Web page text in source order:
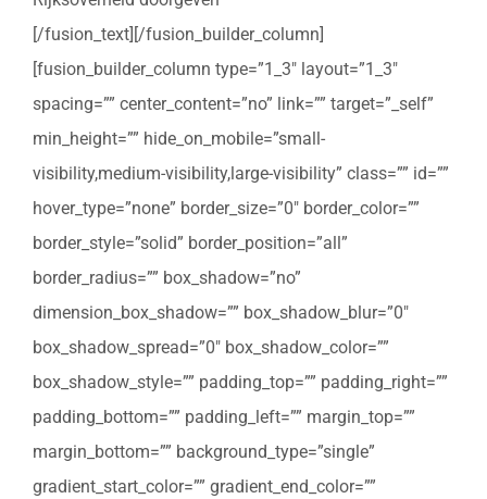
[/fusion_text][/fusion_builder_column]
[fusion_builder_column type=”1_3″ layout=”1_3″
spacing=”” center_content=”no” link=”” target=”_self”
min_height=”” hide_on_mobile=”small-
visibility,medium-visibility,large-visibility” class=”” id=””
hover_type=”none” border_size=”0″ border_color=””
border_style=”solid” border_position=”all”
border_radius=”” box_shadow=”no”
dimension_box_shadow=”” box_shadow_blur=”0″
box_shadow_spread=”0″ box_shadow_color=””
box_shadow_style=”” padding_top=”” padding_right=””
padding_bottom=”” padding_left=”” margin_top=””
margin_bottom=”” background_type=”single”
gradient_start_color=”” gradient_end_color=””